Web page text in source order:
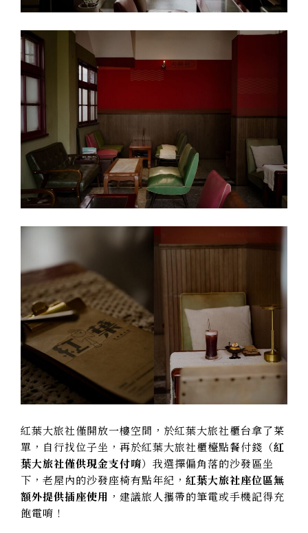
紅葉大旅社僅開放一樓空間，於紅葉大旅社櫃台拿了菜
單，自行找位子坐，再於紅葉大旅社櫃檯點餐付錢（紅
葉大旅社僅供現金支付唷）我選擇偏角落的沙發區坐
下，老屋內的沙發座椅有點年紀， 紅葉大旅社座位區無
額外提供插座使用 ，建議旅人攜帶的筆電或手機記得充
飽電唷！